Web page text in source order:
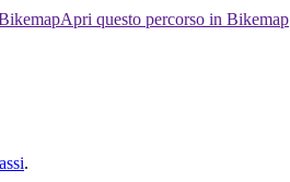
Apri questo percorso in Bikemap
.